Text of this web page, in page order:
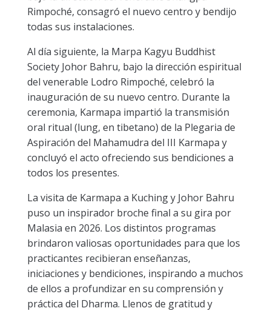
Rimpoché, consagró el nuevo centro y bendijo
todas sus instalaciones.
Al día siguiente, la Marpa Kagyu Buddhist
Society Johor Bahru, bajo la dirección espiritual
del venerable Lodro Rimpoché, celebró la
inauguración de su nuevo centro. Durante la
ceremonia, Karmapa impartió la transmisión
oral ritual (lung, en tibetano) de la Plegaria de
Aspiración del Mahamudra del III Karmapa y
concluyó el acto ofreciendo sus bendiciones a
todos los presentes.
La visita de Karmapa a Kuching y Johor Bahru
puso un inspirador broche final a su gira por
Malasia en 2026. Los distintos programas
brindaron valiosas oportunidades para que los
practicantes recibieran enseñanzas,
iniciaciones y bendiciones, inspirando a muchos
de ellos a profundizar en su comprensión y
práctica del Dharma. Llenos de gratitud y